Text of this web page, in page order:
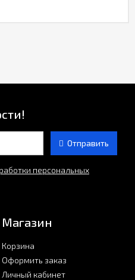
Отправить
персональных
Магазин
Корзина
Оформить заказ
Личный кабинет